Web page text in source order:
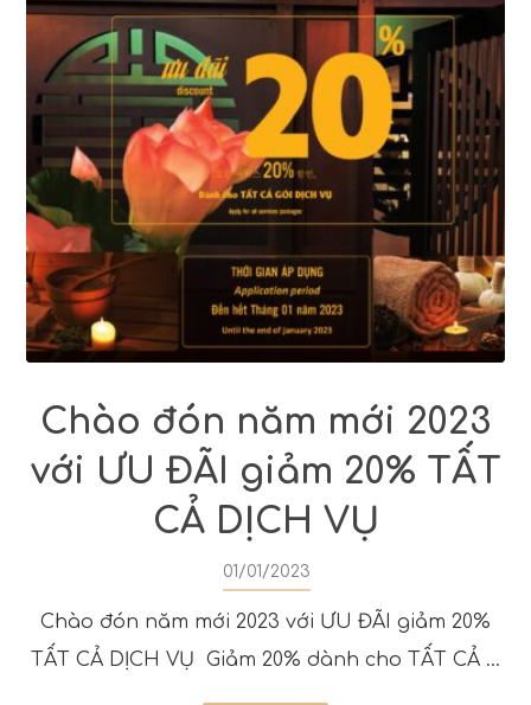
Chào đón năm mới 2023
với ƯU ĐÃI giảm 20% TẤT
CẢ DỊCH VỤ
01/01/2023
Chào đón năm mới 2023 với ƯU ĐÃI giảm 20%
TẤT CẢ DỊCH VỤ Giảm 20% dành cho TẤT CẢ ...